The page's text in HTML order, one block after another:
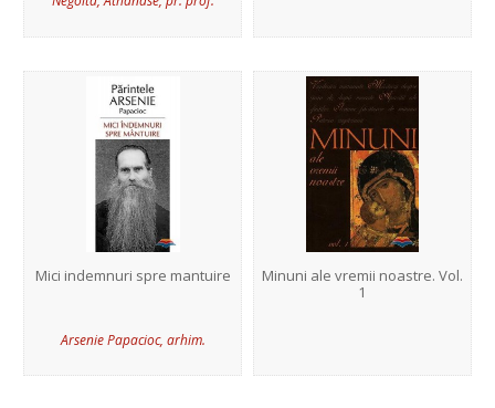
Mici indemnuri spre mantuire
Arsenie Papacioc, arhim.
Minuni ale vremii noastre. Vol.
1